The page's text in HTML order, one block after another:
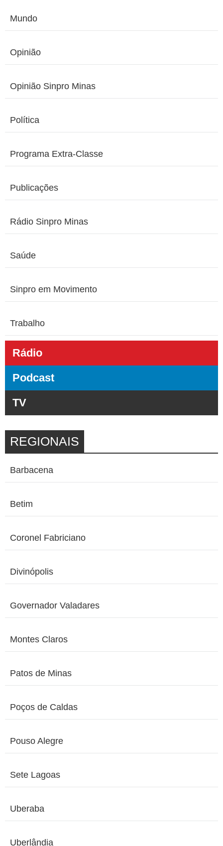
Mundo
Opinião
Opinião Sinpro Minas
Política
Programa Extra-Classe
Publicações
Rádio Sinpro Minas
Saúde
Sinpro em Movimento
Trabalho
Rádio
Podcast
TV
REGIONAIS
Barbacena
Betim
Coronel Fabriciano
Divinópolis
Governador Valadares
Montes Claros
Patos de Minas
Poços de Caldas
Pouso Alegre
Sete Lagoas
Uberaba
Uberlândia